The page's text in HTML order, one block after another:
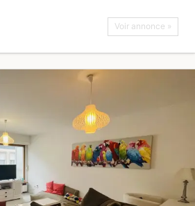
Voir annonce »